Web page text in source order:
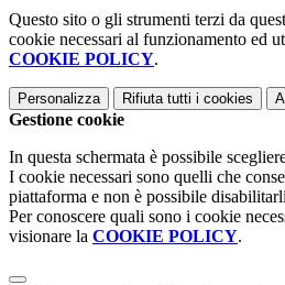
Questo sito o gli strumenti terzi da
cookie necessari al funzionamento ed
COOKIE POLICY.
Personalizza Rifiuta tutti i cookies
Gestione cookie
In questa schermata è possibile
I cookie necessari sono quelli che
piattaforma e non è possibile
Per conoscere quali sono i cookie
visionare la COOKIE POLICY.